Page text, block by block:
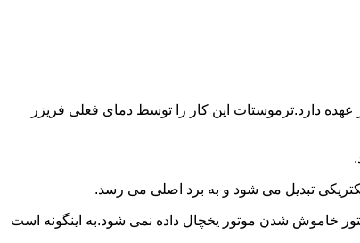
دارد.ترموستات این کار را توسط دمای فعلی فریزر
تبدیل می شود و به برد اصلی می رسد.
خاموش شدن موتور یخچال داده نمی شود.به اینگونه است